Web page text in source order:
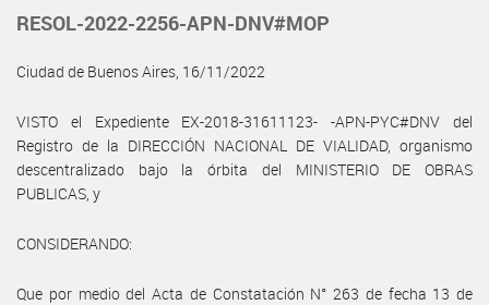
RESOL-2022-2256-APN-DNV#MOP
Ciudad de Buenos Aires, 16/11/2022
VISTO el Expediente EX-2018-31611123- -APN-PYC#DNV del
Registro de la DIRECCIÓN NACIONAL DE VIALIDAD, organismo
descentralizado bajo la órbita del MINISTERIO DE OBRAS
PUBLICAS, y
CONSIDERANDO:
Que por medio del Acta de Constatación N° 263 de fecha 13 de